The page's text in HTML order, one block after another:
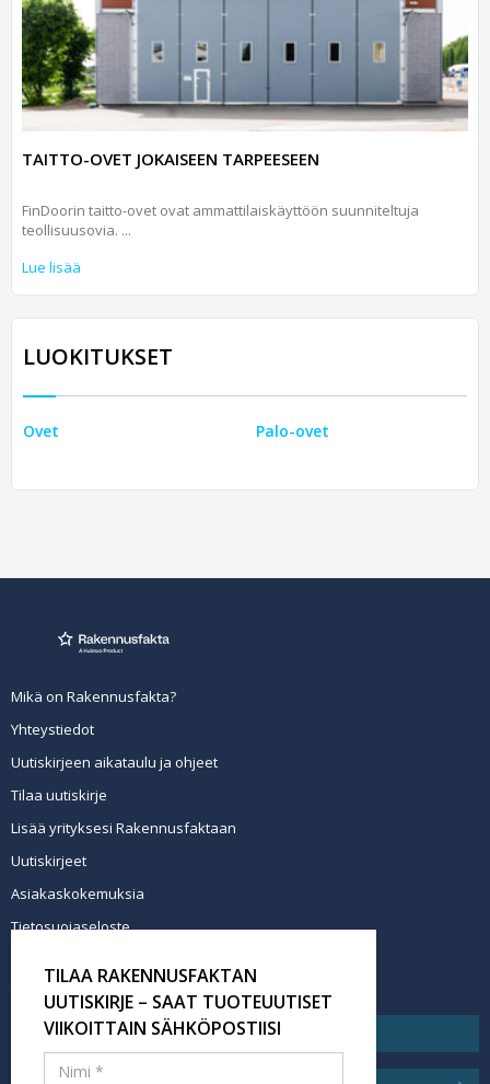
TAITTO-OVET JOKAISEEN TARPEESEEN
FinDoorin taitto-ovet ovat ammattilaiskäyttöön suunniteltuja
teollisuusovia. ...
Lue lisää
LUOKITUKSET
Ovet Palo-ovet
Mikä on Rakennusfakta?
Yhteystiedot
Uutiskirjeen aikataulu ja ohjeet
Tilaa uutiskirje
Lisää yrityksesi Rakennusfaktaan
Uutiskirjeet
Asiakaskokemuksia
Tietosuojaseloste
Tilaa uutiskirje
TILAA RAKENNUSFAKTAN
UUTISKIRJE – SAAT TUOTEUUTISET
VIIKOITTAIN SÄHKÖPOSTIISI